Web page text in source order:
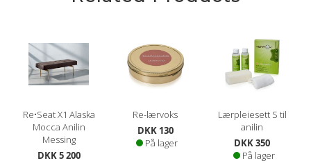
Re•Seat X1 Alaska
Mocca Anilin
Messing
DKK 5 200
Re-lærvoks
DKK 130
På lager
Lærpleiesett S til
anilin
DKK 350
På lager